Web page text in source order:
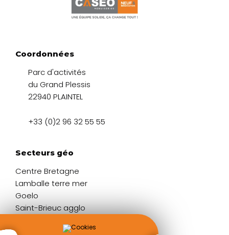
Coordonnées
Parc d'activités
du Grand Plessis
22940 PLAINTEL
+33 (0)2 96 32 55 55
Secteurs géo
Centre Bretagne
Lamballe terre mer
Goelo
Saint-Brieuc agglo